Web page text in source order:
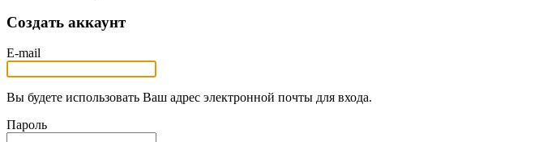
Создать аккаунт
E-mail
Вы будете использовать Ваш адрес электронной почты для входа.
Пароль